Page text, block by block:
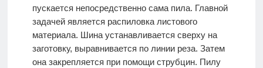
пускается непосредственно сама пила. Главной
задачей является распиловка листового
материала. Шина устанавливается сверху на
заготовку, выравнивается по линии реза. Затем
она закрепляется при помощи струбцин. Пилу